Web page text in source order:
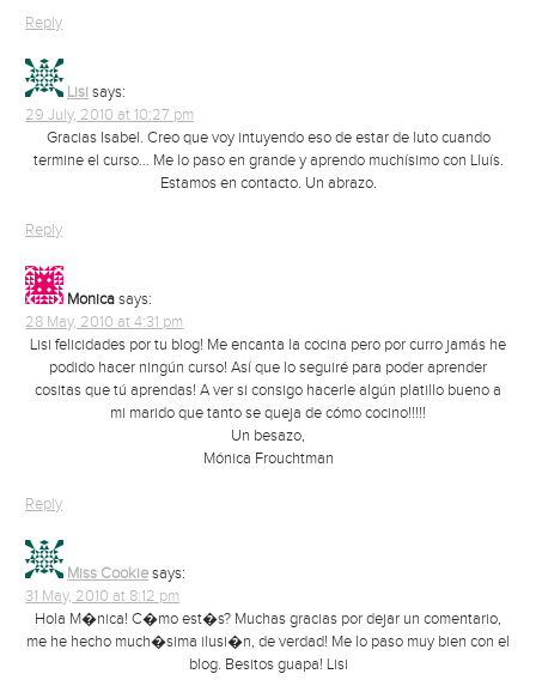
Reply
Lisi says:
29 July, 2010 at 10:27 pm
Gracias Isabel. Creo que voy intuyendo eso de estar de luto cuando
termine el curso… Me lo paso en grande y aprendo muchísimo con Lluís.
Estamos en contacto. Un abrazo.
Reply
Monica says:
28 May, 2010 at 4:31 pm
Lisi felicidades por tu blog! Me encanta la cocina pero por curro jamás he
podido hacer ningún curso! Así que lo seguiré para poder aprender
cositas que tú aprendas! A ver si consigo hacerle algún platillo bueno a
mi marido que tanto se queja de cómo cocino!!!!!
Un besazo,
Mónica Frouchtman
Reply
Miss Cookie says:
31 May, 2010 at 8:12 pm
Hola M�nica! C�mo est�s? Muchas gracias por dejar un comentario,
me he hecho much�sima ilusi�n, de verdad! Me lo paso muy bien con el
blog. Besitos guapa! Lisi